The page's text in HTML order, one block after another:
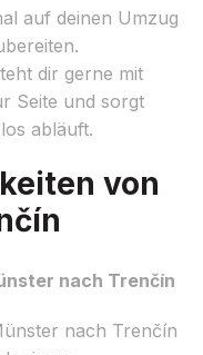
auf deinen Umzug
dir gerne mit
Seite und sorgt
abläuft.
von
nach Trenčín
nach Trenčín